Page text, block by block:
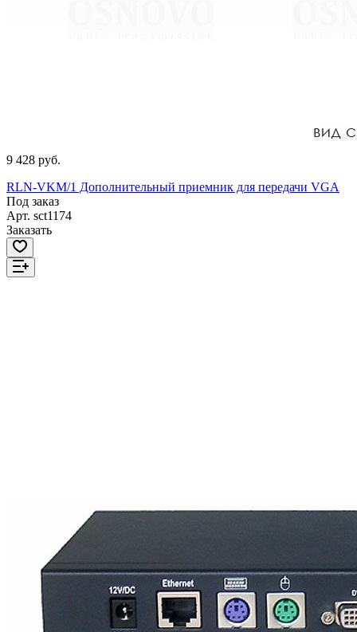
9 428 руб.
RLN-VKM/1 Дополнительный приемник для передачи VGA
Под заказ
Арт. sct1174
Заказать